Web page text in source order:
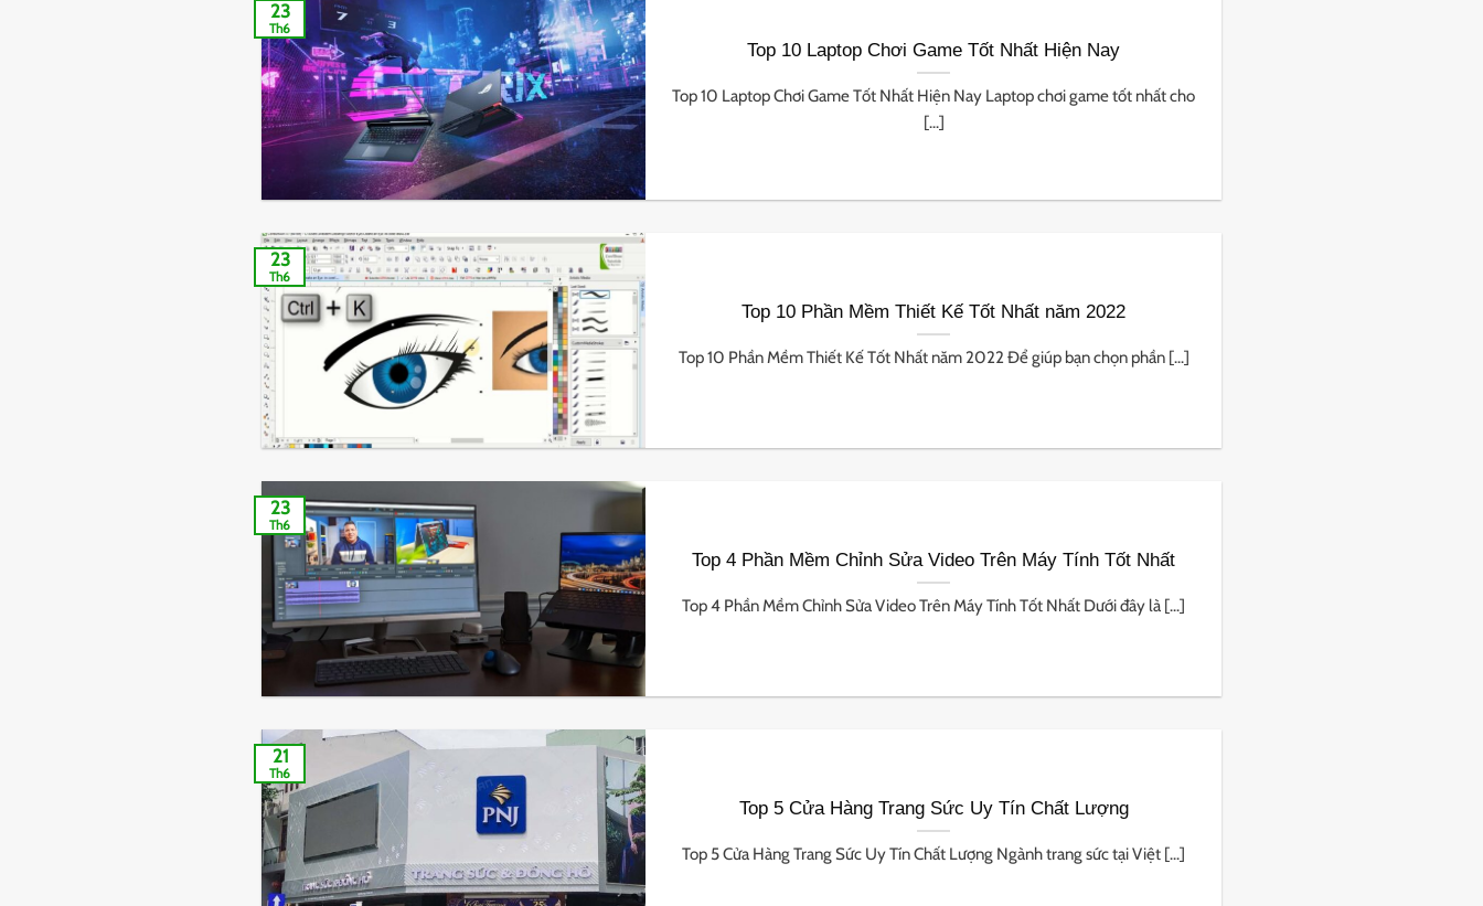
Top 10 Laptop Chơi Game Tốt Nhất Hiện Nay
Top 10 Laptop Chơi Game Tốt Nhất Hiện Nay Laptop chơi game tốt nhất cho
[...]
23
Th6
Top 10 Phần Mềm Thiết Kế Tốt Nhất năm 2022
Top 10 Phần Mềm Thiết Kế Tốt Nhất năm 2022 Để giúp bạn chọn phần [...]
23
Th6
Top 4 Phần Mềm Chỉnh Sửa Video Trên Máy Tính Tốt Nhất
Top 4 Phần Mềm Chỉnh Sửa Video Trên Máy Tính Tốt Nhất Dưới đây là [...]
23
Th6
Top 5 Cửa Hàng Trang Sức Uy Tín Chất Lượng
Top 5 Cửa Hàng Trang Sức Uy Tín Chất Lượng Ngành trang sức tại Việt [...]
21
Th6